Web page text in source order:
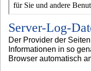
Server-Log-
Der Provider der
Informationen in so
Browser automatisch